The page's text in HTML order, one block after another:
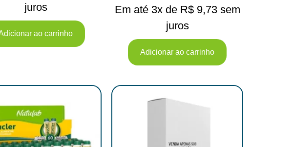
juros
ao carrinho
Em até 3x de R$9,73 sem
juros
Adicionar ao carrinho